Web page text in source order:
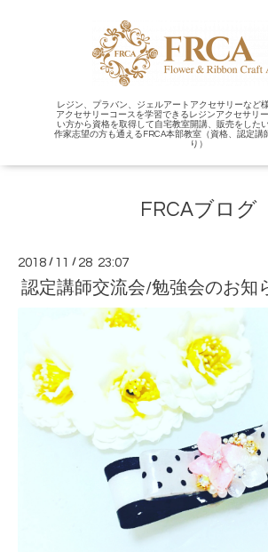
レジン、プラバン、ジェルアートアクセサリーなど
アクセサリーコースを学習できるレジンアクセサリ
い方から資格を取得して自宅教室開講、販売をした
作家志望の方も通えるFRCA本部教室（資格、認定講
り）
FRCAブログ
2018 / 11 / 28 23:07
認定講師交流会/勉強会のお知